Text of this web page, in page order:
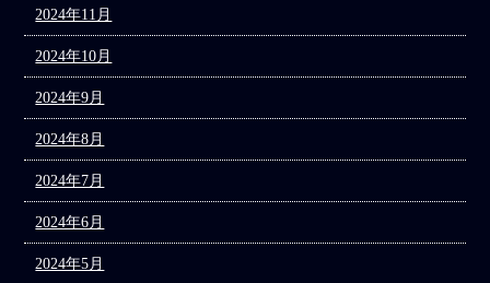
2024年11月
2024年10月
2024年9月
2024年8月
2024年7月
2024年6月
2024年5月